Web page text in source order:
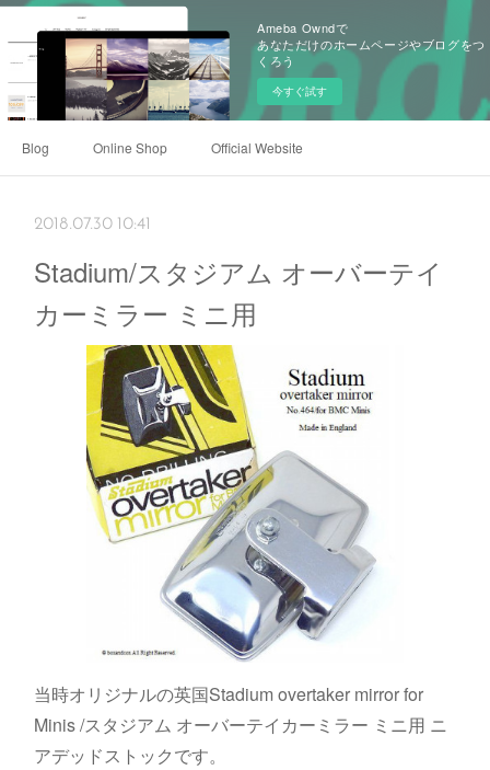
Ameba Owndで
あなただけのホームページやブログをつ
くろう
今すぐ試す
Blog Online Shop Official Website
2018.07.30 10:41
Stadium/スタジアム オーバーテイ
カーミラー ミニ用
当時オリジナルの英国Stadium overtaker mirror for
Minis /スタジアム オーバーテイカーミラー ミニ用 ニ
アデッドストックです。